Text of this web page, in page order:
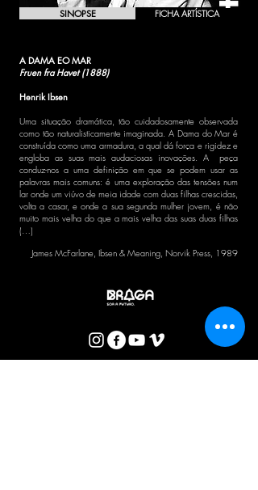
SINOPSE FICHA ARTÍSTICA
A DAMA EO MAR
Fruen fra Havet (1888)
Henrik Ibsen
Uma situação dramática, tão cuidadosamente observada
como tão naturalisticamente imaginada. A Dama do Mar é
construída como uma armadura, a qual dá força e rigidez e
engloba as suas mais audaciosas inovações. A peça
conduz-nos a uma definição em que se podem usar as
palavras mais comuns: é uma exploração das tensões num
lar onde um viúvo de meia idade com duas filhas crescidas,
volta a casar, e onde a sua segunda mulher jovem, é não
muito mais velha do que a mais velha das suas duas filhas
(…)
James McFarlane, Ibsen & Meaning, Norvik Press, 1989